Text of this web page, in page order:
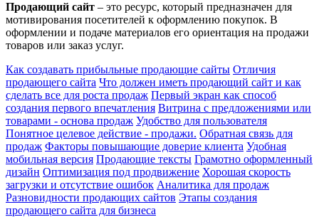
Продающий сайт – это ресурс, который предназначен для
мотивирования посетителей к оформлению покупок. В
оформлении и подаче материалов его ориентация на продажи
товаров или заказ услуг.
Как создавать прибыльные продающие сайты Отличия
продающего сайта Что должен иметь продающий сайт и как
сделать все для роста продаж Первый экран как способ
создания первого впечатления Витрина с предложениями или
товарами - основа продаж Удобство для пользователя
Понятное целевое действие - продажи. Обратная связь для
продаж Факторы повышающие доверие клиента Удобная
мобильная версия Продающие тексты Грамотно оформленный
дизайн Оптимизация под продвижение Хорошая скорость
загрузки и отсутствие ошибок Аналитика для продаж
Разновидности продающих сайтов Этапы создания
продающего сайта для бизнеса